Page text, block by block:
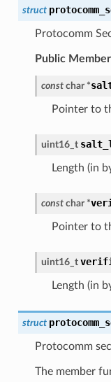
struct
Protocomm
Public
const char *
Pointer to
uint16_t
Length (in
const char *
Pointer to
uint16_t
Length (in
struct
Protocomm
The member